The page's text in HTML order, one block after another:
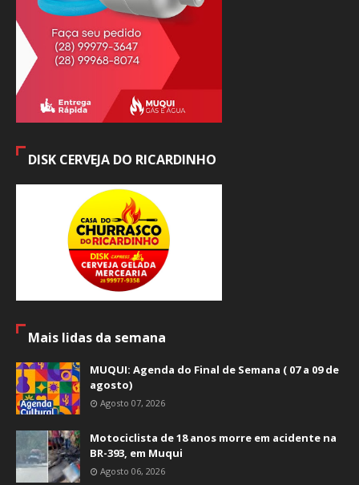
DISK CERVEJA DO RICARDINHO
Mais lidas da semana
MUQUI: Agenda do Final de Semana ( 07 a 09 de
agosto)
Agosto 07, 2026
Motociclista de 18 anos morre em acidente na
BR-393, em Muqui
Agosto 06, 2026